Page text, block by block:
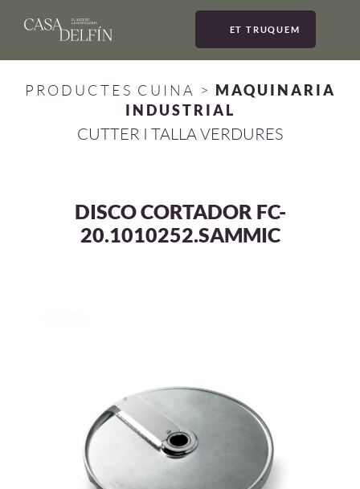
ET TRUQUEM
PRODUCTES CUINA > MAQUINARIA
INDUSTRIAL
CUTTER I TALLA VERDURES
DISCO CORTADOR FC-
20.1010252.SAMMIC